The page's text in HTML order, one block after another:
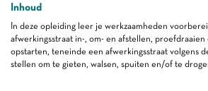
Inhoud
In deze opleiding leer je werkzaamheden
afwerkingsstraat in-, om- en afstellen,
opstarten, teneinde een afwerkingsstraat volgens
stellen om te gieten, walsen, spuiten en/of te